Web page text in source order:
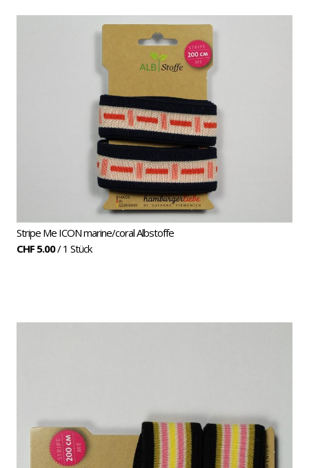
Stripe Me ICON marine/coral Albstoffe
CHF 5.00/ 1 Stück